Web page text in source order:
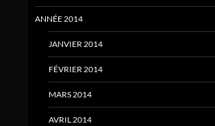
ANNÉE 2014
JANVIER 2014
FÉVRIER 2014
MARS 2014
AVRIL 2014